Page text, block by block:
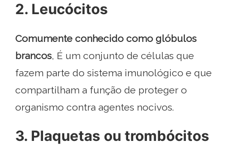
2. Leucócitos
Comumente conhecido como glóbulos
brancos, É um conjunto de células que
fazem parte do sistema imunológico e que
compartilham a função de proteger o
organismo contra agentes nocivos.
3. Plaquetas ou trombócitos